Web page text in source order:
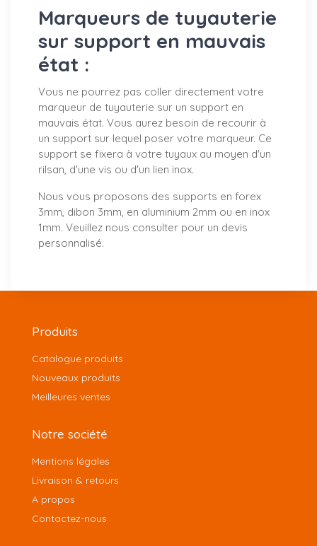
Marqueurs de tuyauterie
sur support en mauvais
état :
Vous ne pourrez pas coller directement votre
marqueur de tuyauterie sur un support en
mauvais état. Vous aurez besoin de recourir à
un support sur lequel poser votre marqueur. Ce
support se fixera à votre tuyaux au moyen d'un
rilsan, d'une vis ou d'un lien inox.
Nous vous proposons des supports en forex
3mm, dibon 3mm, en aluminium 2mm ou en inox
1mm. Veuillez nous consulter pour un devis
personnalisé.
Produits
Catalogue produits
Nouveaux produits
Meilleures ventes
Notre société
Mentions légales
Livraison & retours
A propos
Contactez-nous